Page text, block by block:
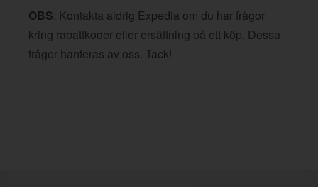
OBS: Kontakta aldrig Expedia om du har frågor
kring rabattkoder eller ersättning på ett köp. Dessa
frågor hanteras av oss. Tack!